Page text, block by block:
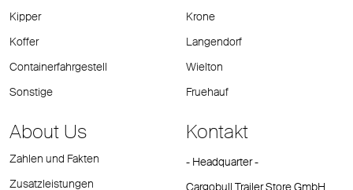
Kipper
Koffer
Containerfahrgestell
Sonstige
Krone
Langendorf
Wielton
Fruehauf
About Us
Zahlen und Fakten
Zusatzleistungen
Kontakt
- Headquarter -
Cargobull Trailer Store GmbH